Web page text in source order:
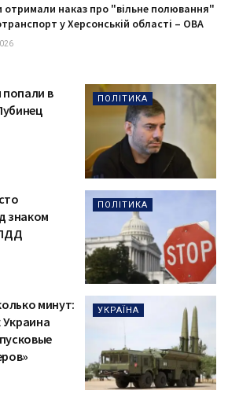
отримали наказ про "вільне полювання"
у Херсонській області – ОВА
ПОЛІТИКА
в
ПОЛІТИКА
знаком
УКРАЇНА
минут:
Украина